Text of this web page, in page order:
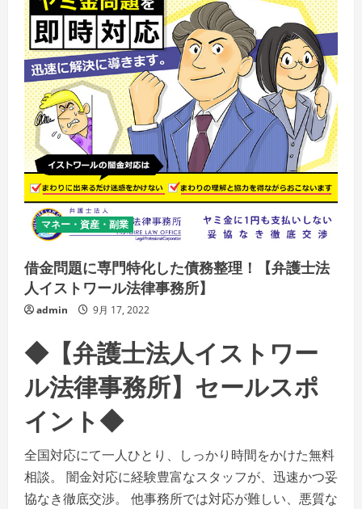
マネー・資産・副業
借金問題に専門特化した債務整理！【弁護士法
人イストワール法律事務所】
admin 9月 17, 2022
◆【弁護士法人イストワー
ル法律事務所】セールスポ
イント◆
全国対応にて一人ひとり、しっかり時間をかけた無料
相談。 闇金対応に経験豊富なスタッフが、迅速かつ妥
協なき徹底交渉。 他事務所では対応が難しい、悪質な